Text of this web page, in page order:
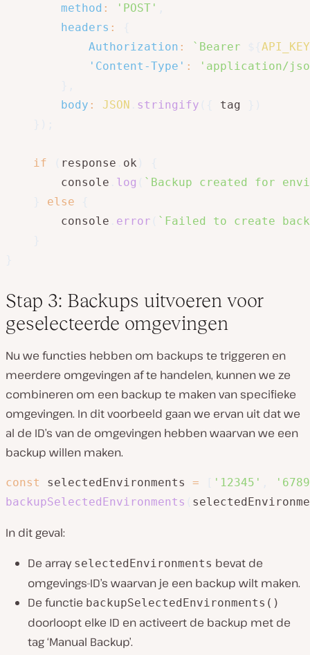
method : 'POST'
headers :
Authorization : ` Bearer
API_KEY
'Content-Type' :
'application/
body : JSON stringify tag
if response ok
        console
log ` Backup created for
else
        console
error ` Failed to create
Stap 3: Backups uitvoeren voor
geselecteerde omgevingen
Nu we functies hebben om backups te triggeren en
meerdere omgevingen af te handelen, kunnen we ze
combineren om een backup te maken van specifieke
omgevingen. In dit voorbeeld gaan we ervan uit dat we
al de ID’s van de omgevingen hebben waarvan we een
backup willen maken.
const selectedEnvironments = '12345'
backupSelectedEnvironments
In dit geval:
De array selectedEnvironments bevat de
omgevings-ID’s waarvan je een backup wilt maken.
De functie backupSelectedEnvironments()
doorloopt elke ID en activeert de backup met de
tag ‘Manual Backup’.